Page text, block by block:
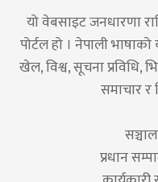
यो वेबसाइट जनधारणा
पोर्टल हो । नेपाली
खेल, विश्व, सूचना प्रविधि,
समाचार
प्रधान